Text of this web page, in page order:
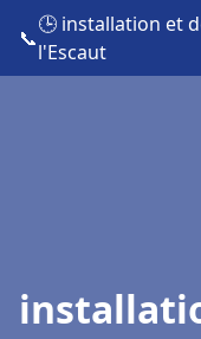
📞
🕒 installation et
l'Escaut